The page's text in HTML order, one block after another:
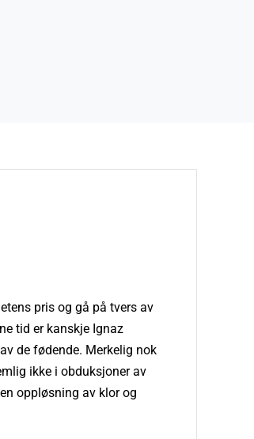
pris og gå på tvers av
tid er kanskje Ignaz
de fødende. Merkelig nok
ikke i obduksjoner av
oppløsning av klor og